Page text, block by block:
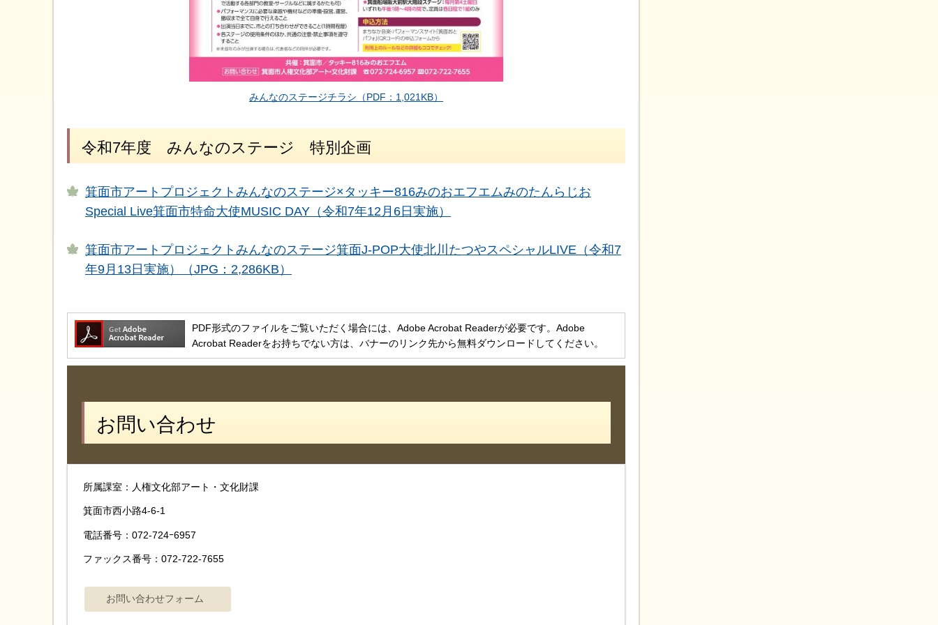
みんなのステージチラシ（PDF：1,021KB）
令和7年度 みんなのステージ 特別企画
箕面市アートプロジェクトみんなのステージ×タッキー816みのおエフエムみのたんらじお
Special Live箕面市特命大使MUSIC DAY（令和7年12月6日実施）
箕面市アートプロジェクトみんなのステージ箕面J-POP大使北川たつやスペシャルLIVE（令和7
年9月13日実施）（JPG：2,286KB）
PDF形式のファイルをご覧いただく場合には、Adobe Acrobat Readerが必要です。Adobe
Acrobat Readerをお持ちでない方は、バナーのリンク先から無料ダウンロードしてください。
お問い合わせ
所属課室：人権文化部アート・文化財課
箕面市西小路4-6-1
電話番号：072-724ｰ6957
ファックス番号：072-722-7655